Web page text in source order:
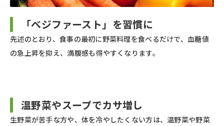
「ベジファースト」を習慣に
先述のとおり、食事の最初に野菜料理を食べるだけで、血糖値
の急上昇を抑え、満腹感も得やすくなります。
温野菜やスープでカサ増し
生野菜が苦手な方や、体を冷やしたくない方は、温野菜や野菜